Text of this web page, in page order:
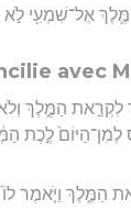
אֶל־שִׁמְעִ֖י לֹ֣א
avec
לִקְרַ֣את הַמֶּ֑לֶךְ
לְמִן־הַיּוֹם֙ לֶ֣כֶת
הַמֶּ֑לֶךְ וַיֹּ֤אמֶר